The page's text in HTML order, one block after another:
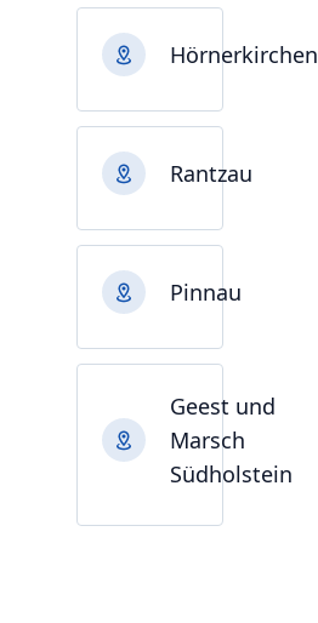
Hörnerkirchen
Rantzau
Pinnau
Geest und
Marsch
Südholstein